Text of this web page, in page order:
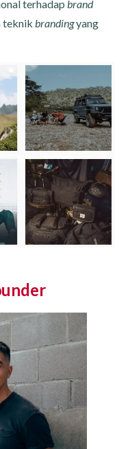
terhadap brand
teknik brandingyang